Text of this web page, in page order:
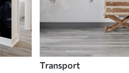
Transport